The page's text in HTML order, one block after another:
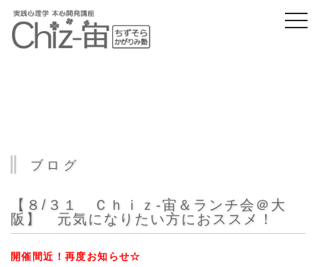
ブログ
【８/３１ Ｃｈｉｚ-宙＆ランチ会＠大
阪】 元気になりたい方におススメ！
開催間近！再度お知らせ☆